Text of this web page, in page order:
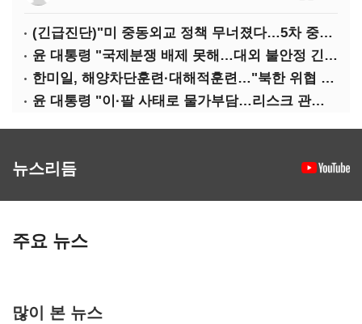
(긴급진단)"미 중동외교 정책 무너졌다…5차 중동전 가능성은 낮아"
윤 대통령 "국제분쟁 배제 못해…대외 불안정 긴밀대응"
한미일, 해양차단훈련·대해적훈련…"북한 위협 억제"
윤 대통령 "이·팔 사태로 물가부담…리스크 관리 만전 기해야"
뉴스리듬
주요 뉴스
많이 본 뉴스